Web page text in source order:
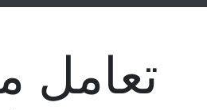
تعامل